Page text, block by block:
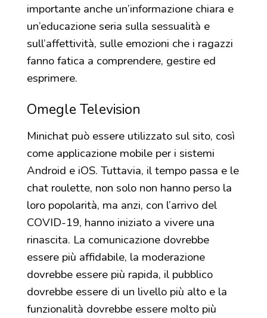
importante anche un’informazione chiara e
un’educazione seria sulla sessualità e
sull’affettività, sulle emozioni che i ragazzi
fanno fatica a comprendere, gestire ed
esprimere.
Omegle Television
Minichat può essere utilizzato sul sito, così
come applicazione mobile per i sistemi
Android e iOS. Tuttavia, il tempo passa e le
chat roulette, non solo non hanno perso la
loro popolarità, ma anzi, con l’arrivo del
COVID-19, hanno iniziato a vivere una
rinascita. La comunicazione dovrebbe
essere più affidabile, la moderazione
dovrebbe essere più rapida, il pubblico
dovrebbe essere di un livello più alto e la
funzionalità dovrebbe essere molto più